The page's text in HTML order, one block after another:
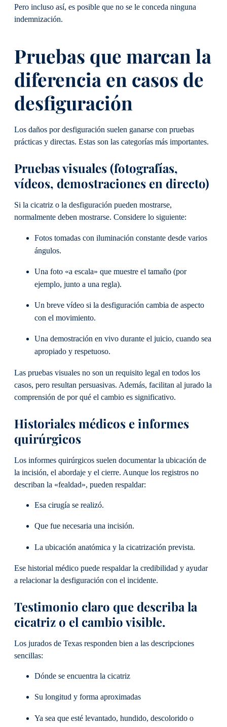
Pero incluso así, es posible que no se le conceda ninguna
indemnización.
Pruebas que marcan la
diferencia en casos de
desfiguración
Los daños por desfiguración suelen ganarse con pruebas
prácticas y directas. Estas son las categorías más importantes.
Pruebas visuales (fotografías,
vídeos, demostraciones en directo)
Si la cicatriz o la desfiguración pueden mostrarse,
normalmente deben mostrarse. Considere lo siguiente:
Fotos tomadas con iluminación constante desde varios
ángulos.
Una foto «a escala» que muestre el tamaño (por
ejemplo, junto a una regla).
Un breve vídeo si la desfiguración cambia de aspecto
con el movimiento.
Una demostración en vivo durante el juicio, cuando sea
apropiado y respetuoso.
Las pruebas visuales no son un requisito legal en todos los
casos, pero resultan persuasivas. Además, facilitan al jurado la
comprensión de por qué el cambio es significativo.
Historiales médicos e informes
quirúrgicos
Los informes quirúrgicos suelen documentar la ubicación de
la incisión, el abordaje y el cierre. Aunque los registros no
describan la «fealdad», pueden respaldar:
Esa cirugía se realizó.
Que fue necesaria una incisión.
La ubicación anatómica y la cicatrización prevista.
Ese historial médico puede respaldar la credibilidad y ayudar
a relacionar la desfiguración con el incidente.
Testimonio claro que describa la
cicatriz o el cambio visible.
Los jurados de Texas responden bien a las descripciones
sencillas:
Dónde se encuentra la cicatriz
Su longitud y forma aproximadas
Ya sea que esté levantado, hundido, descolorido o